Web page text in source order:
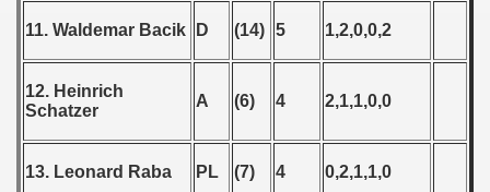
11. Waldemar Bacik D (14) 5 1,2,0,0,2
12. Heinrich
Schatzer
A (6) 4 2,1,1,0,0
13. Leonard Raba PL (7) 4 0,2,1,1,0